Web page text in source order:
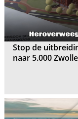
Stop de
naar 5.000